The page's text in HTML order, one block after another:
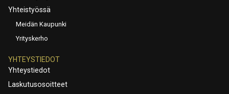
Yhteistyössä
Meidän Kaupunki
Yrityskerho
YHTEYSTIEDOT
Yhteystiedot
Laskutusosoitteet